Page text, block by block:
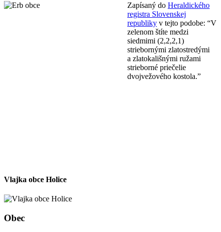
Zapísaný do Heraldického
registra Slovenskej
republiky v tejto podobe: “V
zelenom štíte medzi
siedmimi (2,2,2,1)
striebornými zlatostredými
a zlatokališnými ružami
strieborné priečelie
dvojvežového kostola.”
Vlajka obce Holice
Obec